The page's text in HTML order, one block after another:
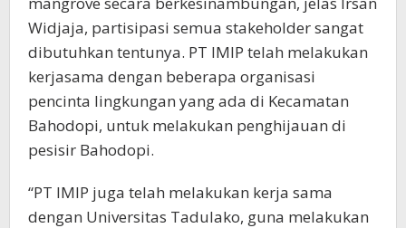
Widjaja, partisipasi semua stakeholder sangat
dibutuhkan tentunya. PT IMIP telah melakukan
kerjasama dengan beberapa organisasi
pencinta lingkungan yang ada di Kecamatan
Bahodopi, untuk melakukan penghijauan di
pesisir Bahodopi.
“PT IMIP juga telah melakukan kerja sama
dengan Universitas Tadulako, guna melakukan